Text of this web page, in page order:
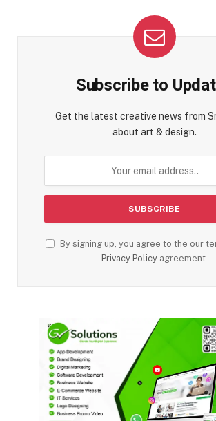
Subscribe to
Get the latest creative news from
about art & design.
By signing up, you agree to the our
Privacy Policy agreement.